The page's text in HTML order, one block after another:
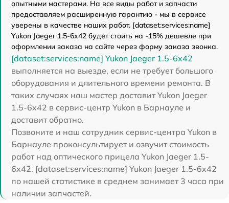
опытными мастерами. На все виды работ и запчасти
предоставляем расширенную гарантию - мы в сервисе
уверены в качестве наших работ. [dataset:services:name]
Yukon Jaeger 1.5-6x42 будет стоить на -15% дешевле при
оформлении заказа на сайте через форму заказа звонка.
[dataset:services:name] Yukon Jaeger 1.5-6x42
выполняется на выезде, если не требует большого
оборудования и длительного времени ремонта. В
таких случаях наш мастер доставит Yukon Jaeger
1.5-6x42 в сервис-центр Yukon в Барнауле и
доставит обратно.
Позвоните и наш сотрудник сервис-центра Yukon в
Барнауле проконсультирует и озвучит стоимость
работ над оптического прицела Yukon Jaeger 1.5-
6x42. [dataset:services:name] Yukon Jaeger 1.5-6x42
по нашей статистике в среднем занимает 3 часа при
наличии запчастей.